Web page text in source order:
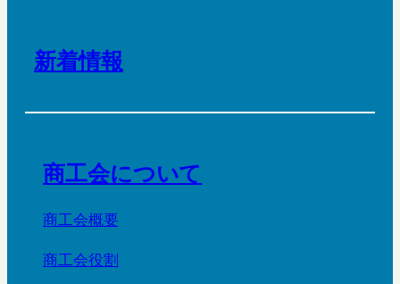
新着情報
商工会について
商工会概要
商工会役割